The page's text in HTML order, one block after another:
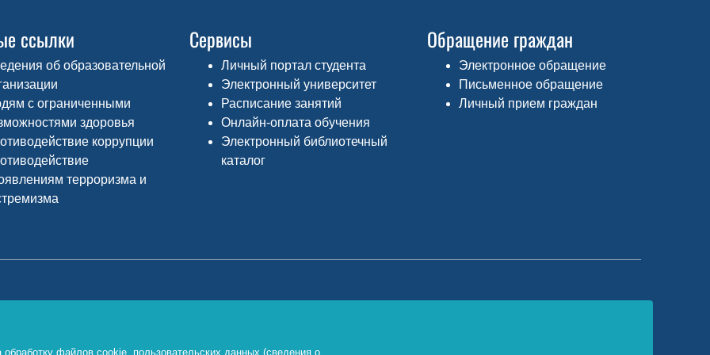
ссылки
об образовательной
с ограниченными
здоровья
коррупции
терроризма и
Сервисы
Личный портал студента
Электронный университет
Расписание занятий
Онлайн-оплата обучения
Электронный библиотечный
каталог
Обращение граждан
Электронное обращение
Письменное обращение
Личный прием граждан
файлов cookie, пользовательских данных (сведения о